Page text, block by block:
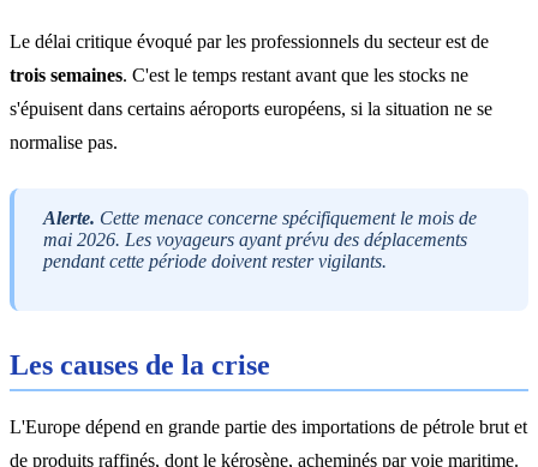
Le délai critique évoqué par les professionnels du secteur est de
trois semaines. C'est le temps restant avant que les stocks ne
s'épuisent dans certains aéroports européens, si la situation ne se
normalise pas.
Alerte. Cette menace concerne spécifiquement le mois de
mai 2026. Les voyageurs ayant prévu des déplacements
pendant cette période doivent rester vigilants.
Les causes de la crise
L'Europe dépend en grande partie des importations de pétrole brut et
de produits raffinés, dont le kérosène, acheminés par voie maritime.